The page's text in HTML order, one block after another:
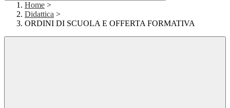
Home >
Didattica >
ORDINI DI SCUOLA E OFFERTA FORMATIVA